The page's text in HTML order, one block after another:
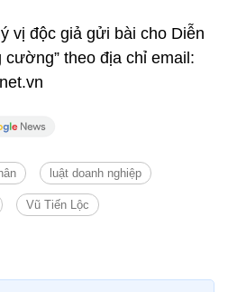
vị độc giả gửi bài cho Diễn
cường” theo địa chỉ email:
luật doanh nghiệp
Vũ Tiến Lộc